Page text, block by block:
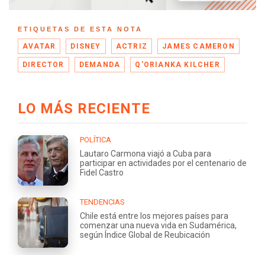
ETIQUETAS DE ESTA NOTA
AVATAR DISNEY ACTRIZ JAMES CAMERON
DIRECTOR DEMANDA Q'ORIANKA KILCHER
LO MÁS RECIENTE
POLÍTICA
Lautaro Carmona viajó a Cuba para
participar en actividades por el centenario de
Fidel Castro
TENDENCIAS
Chile está entre los mejores países para
comenzar una nueva vida en Sudamérica,
según Índice Global de Reubicación